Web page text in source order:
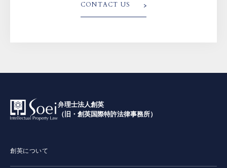
CONTACT US
弁理士法人創英
（旧・創英国際特許法律事務所）
創英について